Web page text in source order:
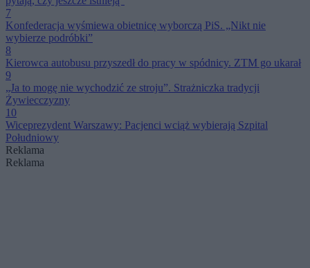
7
Konfederacja wyśmiewa obietnicę wyborczą PiS. „Nikt nie
wybierze podróbki”
8
Kierowca autobusu przyszedł do pracy w spódnicy. ZTM go ukarał
9
„Ja to mogę nie wychodzić ze stroju”. Strażniczka tradycji
Żywiecczyzny
10
Wiceprezydent Warszawy: Pacjenci wciąż wybierają Szpital
Południowy
Reklama
Reklama